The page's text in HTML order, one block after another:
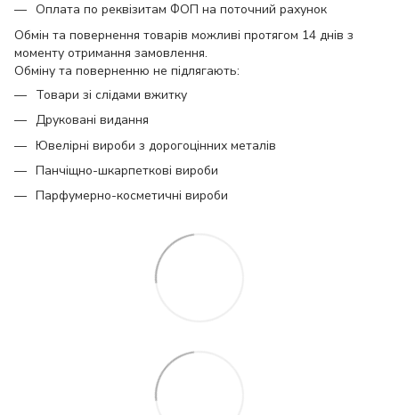
Оплата по реквізитам ФОП на поточний рахунок
Обмін та повернення товарів можливі протягом 14 днів з
моменту отримання замовлення.
Обміну та поверненню не підлягають:
Товари зі слідами вжитку
Друковані видання
Ювелірні вироби з дорогоцінних металів
Панчіщно-шкарпеткові вироби
Парфумерно-косметичні вироби